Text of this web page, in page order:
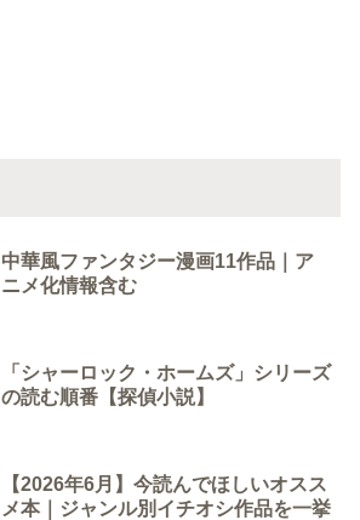
中華風ファンタジー漫画11作品｜ア
ニメ化情報含む
「シャーロック・ホームズ」シリーズ
の読む順番【探偵小説】
【2026年6月】今読んでほしいオスス
メ本｜ジャンル別イチオシ作品を一挙